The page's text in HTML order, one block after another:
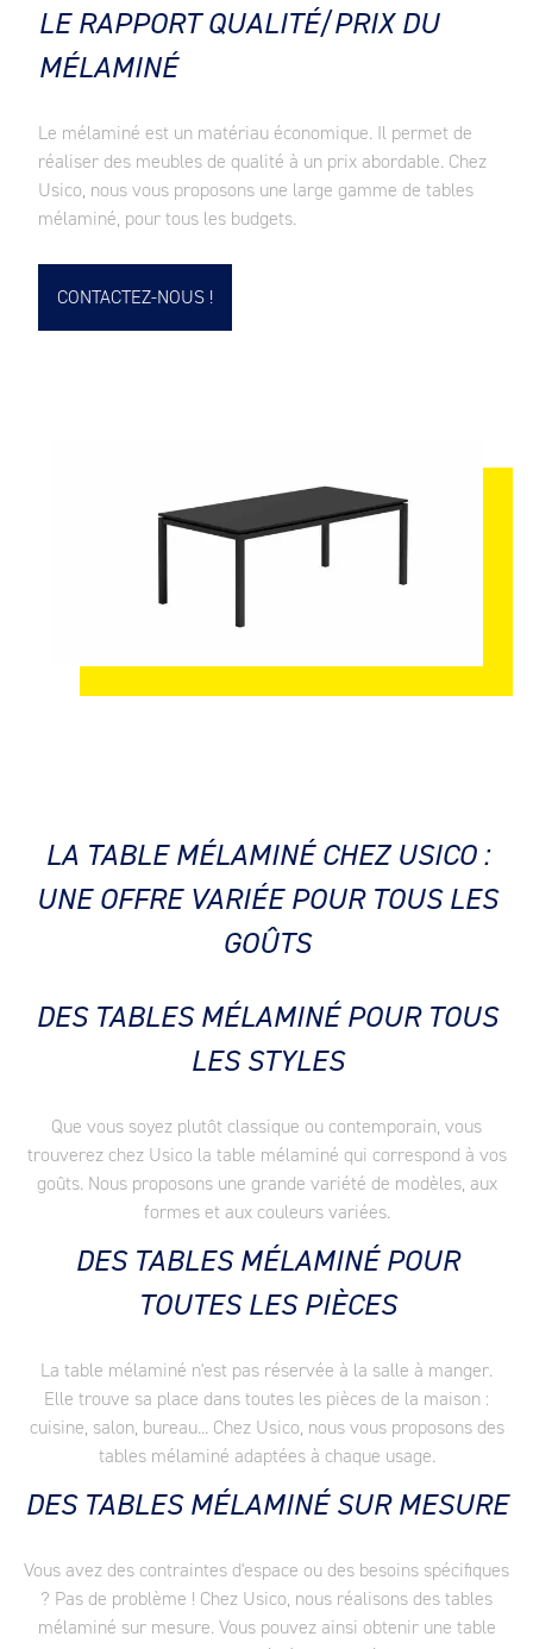
LE RAPPORT QUALITÉ/PRIX DU
MÉLAMINÉ
Le mélaminé est un matériau économique. Il permet de
réaliser des meubles de qualité à un prix abordable. Chez
Usico, nous vous proposons une large gamme de tables
mélaminé, pour tous les budgets.
CONTACTEZ-NOUS !
LA TABLE MÉLAMINÉ CHEZ USICO :
UNE OFFRE VARIÉE POUR TOUS LES
GOÛTS
DES TABLES MÉLAMINÉ POUR TOUS
LES STYLES
Que vous soyez plutôt classique ou contemporain, vous
trouverez chez Usico la table mélaminé qui correspond à vos
goûts. Nous proposons une grande variété de modèles, aux
formes et aux couleurs variées.
DES TABLES MÉLAMINÉ POUR
TOUTES LES PIÈCES
La table mélaminé n'est pas réservée à la salle à manger.
Elle trouve sa place dans toutes les pièces de la maison :
cuisine, salon, bureau... Chez Usico, nous vous proposons des
tables mélaminé adaptées à chaque usage.
DES TABLES MÉLAMINÉ SUR MESURE
Vous avez des contraintes d'espace ou des besoins spécifiques
? Pas de problème ! Chez Usico, nous réalisons des tables
mélaminé sur mesure. Vous pouvez ainsi obtenir une table